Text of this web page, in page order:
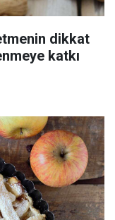
dikkat
katkı